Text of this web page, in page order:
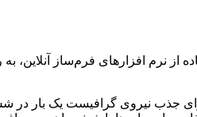
نرم‌ افزارهای فرم‌ساز آنلاین،
برای جذب نیروی گرافیست یک